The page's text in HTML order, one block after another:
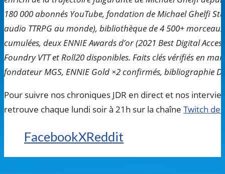
180 000 abonnés YouTube, fondation de Michael Ghelfi
audio TTRPG au monde), bibliothèque de 4 500+
cumulées, deux ENNIE Awards d’or (2021 Best Digital
Foundry VTT et Roll20 disponibles. Faits clés vérifiés en
fondateur MGS, ENNIE Gold ×2 confirmés, bibliographie
Pour suivre nos chroniques JDR en direct et nos
retrouve chaque lundi soir à 21h sur la chaîne Twitch de
FacebookXReddit